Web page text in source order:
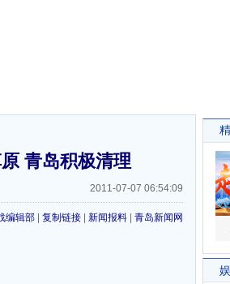
青岛积极清理
2011-07-07 06:54:09
编辑部 复制链接 新闻报料 青岛新闻网